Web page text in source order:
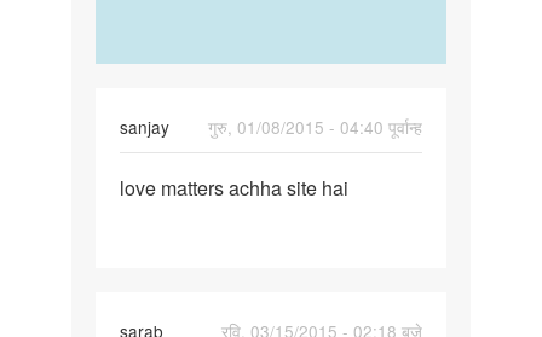
sanjay
गुरु, 01/08/2015 - 04:40 पूर्वान्ह
love
love matters achha site hai
sarab
रवि, 03/15/2015 - 02:18 बजे